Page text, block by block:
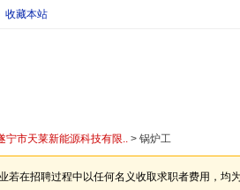
收藏本站
宁市天莱新能源科技有限.. > 锅炉工
若在招聘过程中以任何名义收取求职者费用，均